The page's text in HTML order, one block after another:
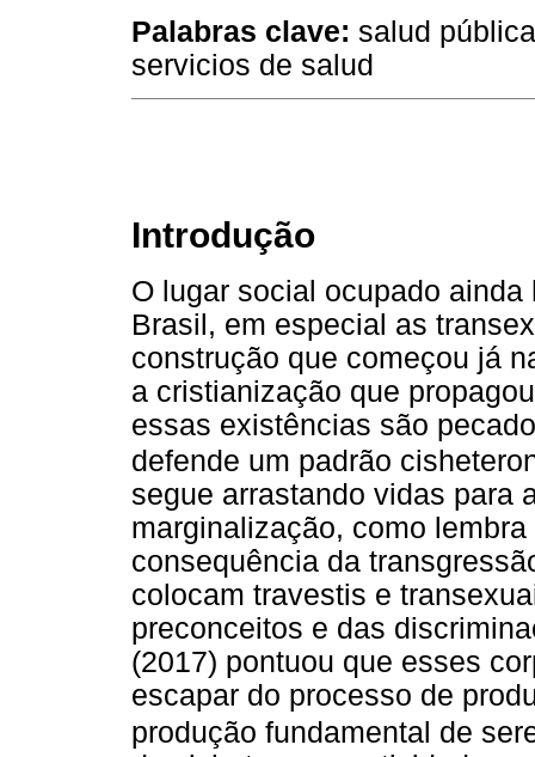
Palabras clave: salud
servicios de salud
Introdução
O lugar social ocupado
Brasil, em especial as
construção que começou já
a cristianização que
essas existências são
defende um padrão
segue arrastando vidas para
marginalização, como
consequência da
colocam travestis e
preconceitos e das
(2017) pontuou que esses
escapar do processo de
produção fundamental de